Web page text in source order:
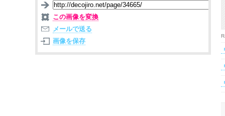
この画像を変換
メールで送る
画像を保存